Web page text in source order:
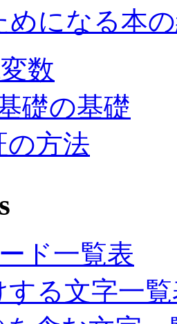
めになる本
数
礎の基礎
の方法
ド一覧表
する文字一